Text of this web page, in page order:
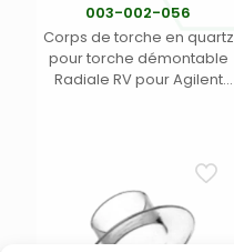
003-002-056
Corps de torche en quartz
pour torche démontable
Radiale RV pour Agilent